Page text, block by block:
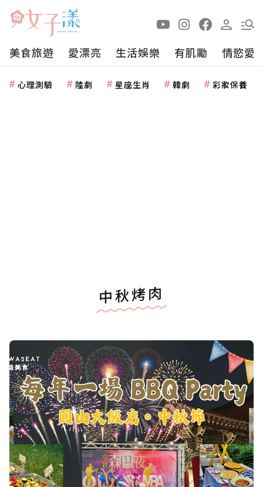
美食旅遊 愛漂亮 生活娛樂 有肌勵 情慾愛
心理測驗 陸劇 星座生肖 韓劇 彩妝保養
中秋烤肉